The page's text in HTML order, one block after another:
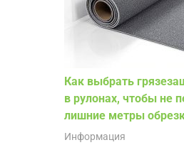
Как выбрать
в рулонах, чтобы не
лишние метры
Информация